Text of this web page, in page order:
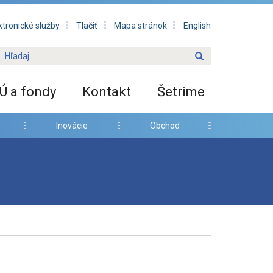
služby Tlačiť Mapa stránok English
a fondy Kontakt Šetrime
Inovácie Obchod